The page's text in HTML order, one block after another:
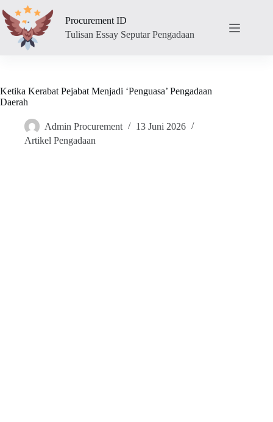
to
content
Procurement ID
Tulisan Essay Seputar Pengadaan
Ketika Kerabat Pejabat Menjadi ‘Penguasa’ Pengadaan
Daerah
Admin Procurement
13 Juni 2026
Artikel Pengadaan